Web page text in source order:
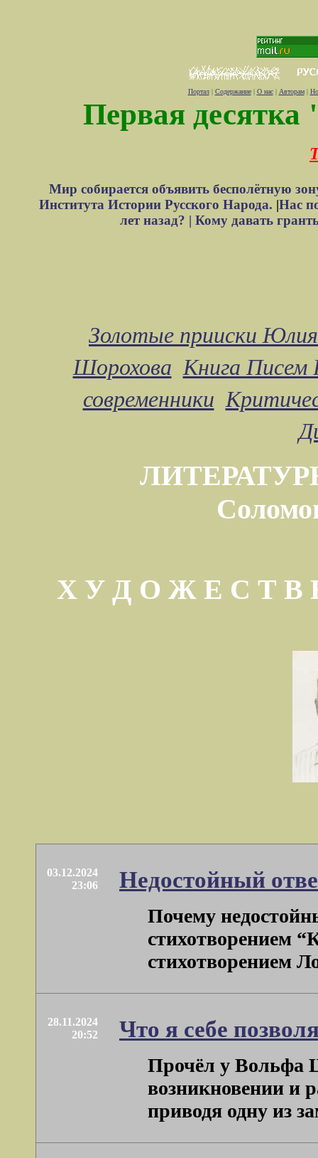
Портал| Содержание| О нас| Авторам|
Первая десятка
Мир собирается объявить бесполётную
Института Истории Русского Народа. |Нас
лет назад? | Кому давать
Золотые прииски
Шорохова Книга Писем
современники
Х У Д О Ж Е С Т
03.12.2024
23:06
Недостойный
Почему
стихотворением
стихотворением
28.11.2024
20:52
Что я себе
Прочёл у Вольфа
возникновении и
приводя одну из